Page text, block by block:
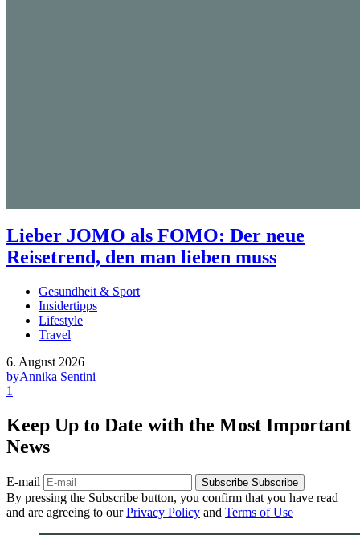
Lieber JOMO als FOMO: Der neue
Reisetrend, den man lieben muss
Gesundheit & Sport
Insidertipps
Lifestyle
Travel
6. August 2026
byAnnika Sentini
1
Keep Up to Date with the Most Important
News
E-mail Subscribe Subscribe
By pressing the Subscribe button, you confirm that you have read
and are agreeing to ourPrivacy Policy and Terms of Use